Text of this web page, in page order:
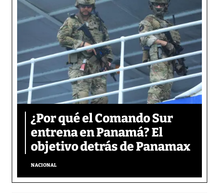
¿Por qué el Comando Sur
entrena en Panamá? El
objetivo detrás de Panamax
NACIONAL